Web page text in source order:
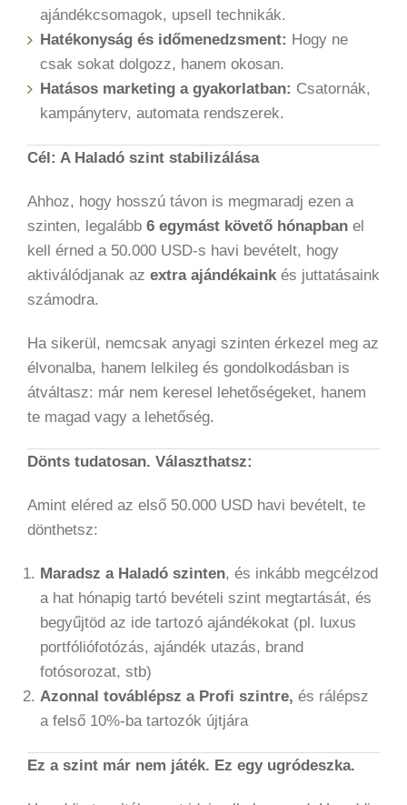
ajándékcsomagok, upsell technikák.
Hatékonyság és időmenedzsment: Hogy ne
csak sokat dolgozz, hanem okosan.
Hatásos marketing a gyakorlatban: Csatornák,
kampányterv, automata rendszerek.
Cél: A Haladó szint stabilizálása
Ahhoz, hogy hosszú távon is megmaradj ezen a
szinten, legalább 6 egymást követő hónapban el
kell érned a 50.000 USD-s havi bevételt, hogy
aktiválódjanak az extra ajándékaink és juttatásaink
számodra.
Ha sikerül, nemcsak anyagi szinten érkezel meg az
élvonalba, hanem lelkileg és gondolkodásban is
átváltasz: már nem keresel lehetőségeket, hanem
te magad vagy a lehetőség.
Dönts tudatosan. Választhatsz:
Amint eléred az első 50.000 USD havi bevételt, te
dönthetsz:
Maradsz a Haladó szinten, és inkább megcélzod
a hat hónapig tartó bevételi szint megtartását, és
begyűjtöd az ide tartozó ajándékokat (pl. luxus
portfóliófotózás, ajándék utazás, brand
fotósorozat, stb)
Azonnal továblépsz a Profi szintre, és rálépsz
a felső 10%-ba tartozók újtjára
Ez a szint már nem játék. Ez egy ugródeszka.